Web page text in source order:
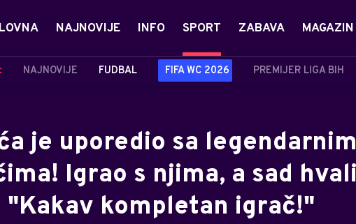
NAJNOVIJE INFO SPORT
NAJNOVIJE FUDBAL FIFA WC 2026 PREMIJER LIGA BIH
ZABAVA MAGAZIN
je uporedio sa legendarnim
Igrao s njima, a sad hvali
"Kakav kompletan igrač!"